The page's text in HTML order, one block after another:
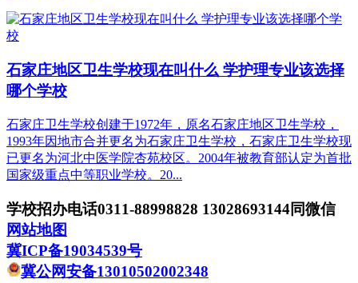
石家庄地区卫生学校现在叫什么 学护理专业该选择
哪个学校
石家庄卫生学校创建于1972年，原名石家庄地区卫生学校，
1993年因地市合并更名为石家庄卫生学校，石家庄卫生学校现
已更名为河北中医学院杏苑校区。2004年被教育部认定为首批
国家级重点中等职业学校。20...
学校招办电话0311-88998828 13028693144同微信
网站地图
冀ICP备19034539号
冀公网安备13010502002348